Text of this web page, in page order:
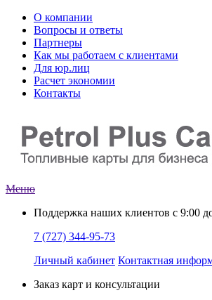
О компании
Вопросы и ответы
Партнеры
Как мы работаем с клиентами
Для юр.лиц
Расчет экономии
Контакты
Меню
Поддержка наших клиентов с 9:00
7 (727) 344-95-73
Личный кабинет Контактная
Заказ карт и консультации